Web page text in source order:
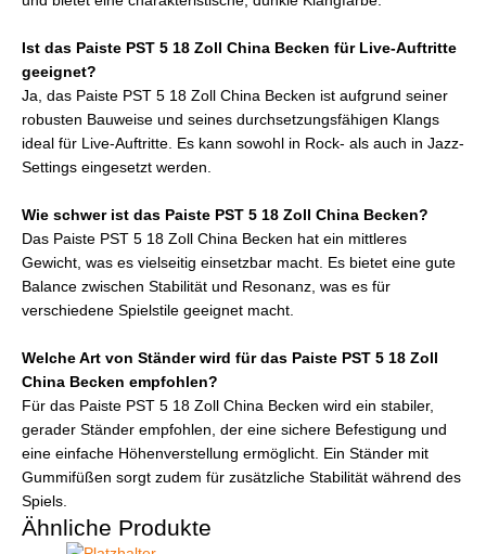
Ist das Paiste PST 5 18 Zoll China Becken für Live-Auftritte
geeignet?
Ja, das Paiste PST 5 18 Zoll China Becken ist aufgrund seiner
robusten Bauweise und seines durchsetzungsfähigen Klangs
ideal für Live-Auftritte. Es kann sowohl in Rock- als auch in Jazz-
Settings eingesetzt werden.
Wie schwer ist das Paiste PST 5 18 Zoll China Becken?
Das Paiste PST 5 18 Zoll China Becken hat ein mittleres
Gewicht, was es vielseitig einsetzbar macht. Es bietet eine gute
Balance zwischen Stabilität und Resonanz, was es für
verschiedene Spielstile geeignet macht.
Welche Art von Ständer wird für das Paiste PST 5 18 Zoll
China Becken empfohlen?
Für das Paiste PST 5 18 Zoll China Becken wird ein stabiler,
gerader Ständer empfohlen, der eine sichere Befestigung und
eine einfache Höhenverstellung ermöglicht. Ein Ständer mit
Gummifüßen sorgt zudem für zusätzliche Stabilität während des
Spiels.
Ähnliche Produkte